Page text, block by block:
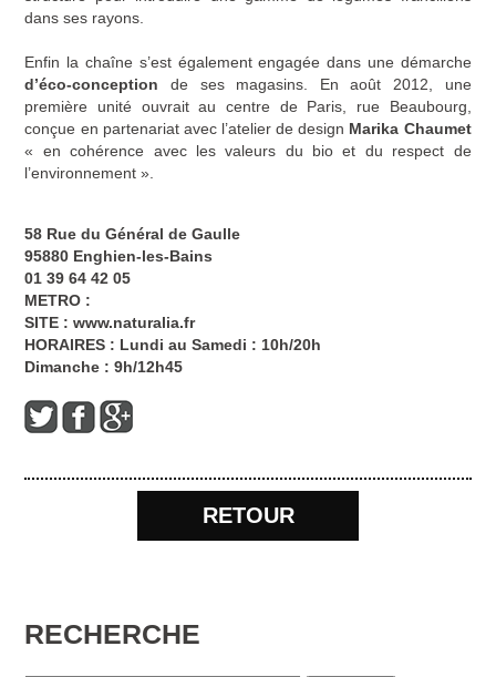
dans ses rayons.
Enfin la chaîne s’est également engagée dans une démarche
d’éco-conceptionde ses magasins. En août 2012, une
première unité ouvrait au centre de Paris, rue Beaubourg,
conçue en partenariat avec l’atelier de design Marika Chaumet
« en cohérence avec les valeurs du bio et du respect de
l’environnement ».
58 Rue du Général de Gaulle
95880 Enghien-les-Bains
01 39 64 42 05
METRO :
SITE :www.naturalia.fr
HORAIRES : Lundi au Samedi : 10h/20h
Dimanche : 9h/12h45
RETOUR
RECHERCHE